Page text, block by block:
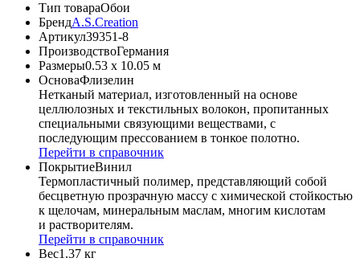
Тип товараОбои
БрендA.S.Creation
Артикул39351-8
ПроизводствоГермания
Размеры0.53 x 10.05 м
ОсноваФлизелин
Нетканый материал, изготовленный на основе
целлюлозных и текстильных волокон, пропитанных
специальными связующими веществами, с
последующим прессованием в тонкое полотно.
Перейти в справочник
ПокрытиеВинил
Термопластичный полимер, представляющий собой
бесцветную прозрачную массу с химической стойкостью
к щелочам, минеральным маслам, многим кислотам
и растворителям.
Перейти в справочник
Вес1.37 кг